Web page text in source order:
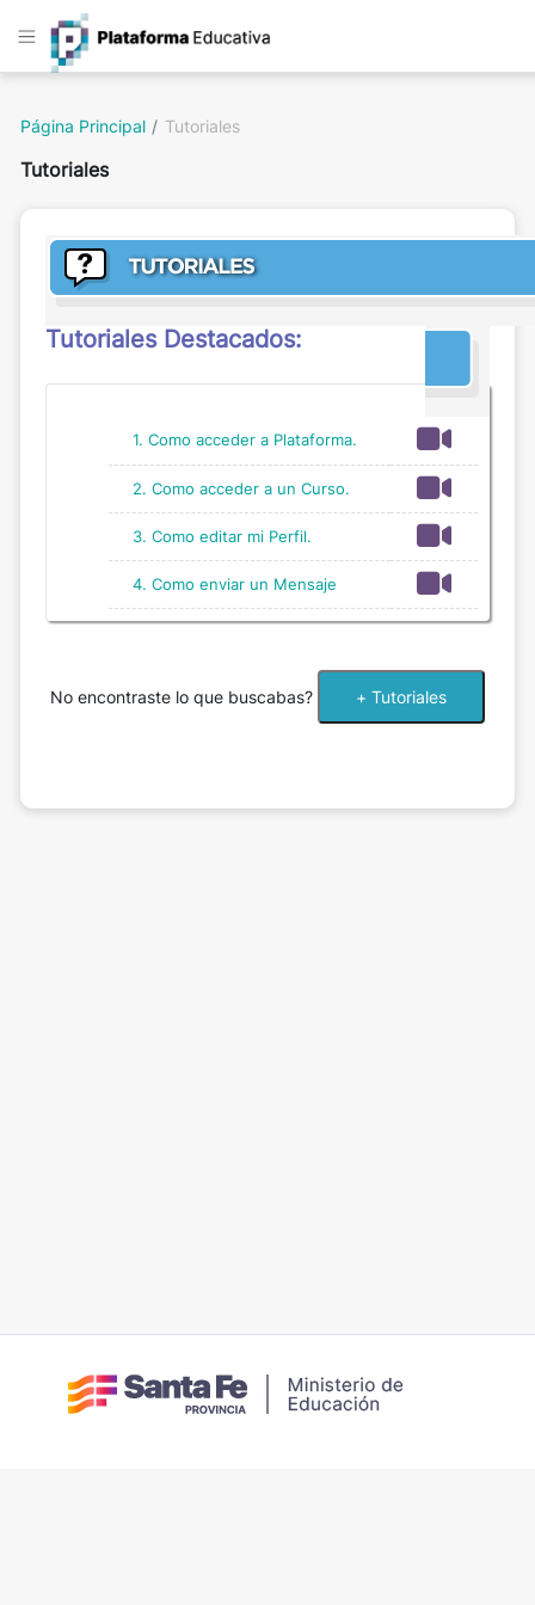
Salta al contenido principal
Panel lateral
Página Principal Tutoriales
Tutoriales
Tutoriales Destacados:
1. Como acceder a Plataforma.
2. Como acceder a un Curso.
3. Como editar mi Perfil.
4. Como enviar un Mensaje
No encontraste lo que buscabas?